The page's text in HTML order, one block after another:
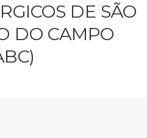
DE SÃO
DO CAMPO